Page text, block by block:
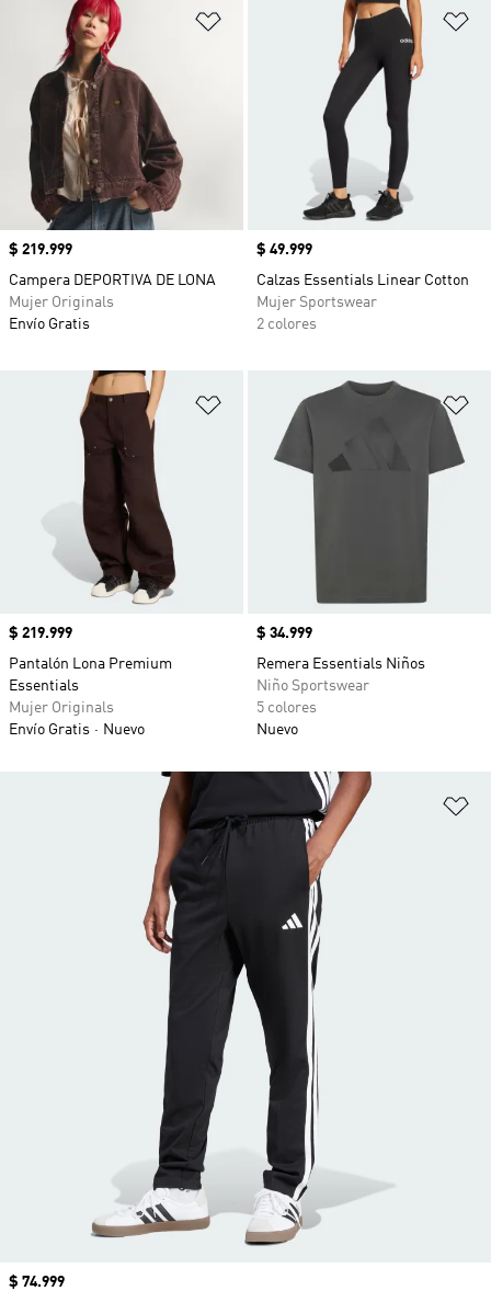
Añadir a la lista de deseos
Precio
$ 219.999
Campera DEPORTIVA DE LONA
Mujer Originals
Envío Gratis
Precio
$ 49.999
Calzas Essentials Linear Cotton
Mujer Sportswear
2 colores
Añadir a la lista de deseos
Precio
$ 219.999
Pantalón Lona Premium
Essentials
Mujer Originals
Envío Gratis
Nuevo
Precio
$ 34.999
Remera Essentials Niños
Niño Sportswear
5 colores
Nuevo
Precio
$ 74.999